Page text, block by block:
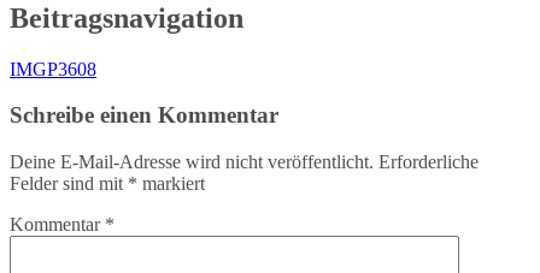
Beitragsnavigation
IMGP3608
Schreibe einen Kommentar
Deine E-Mail-Adresse wird nicht veröffentlicht. Erforderliche
Felder sind mit * markiert
Kommentar *